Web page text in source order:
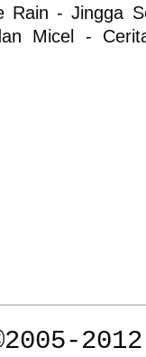
Rain - Jingga
Micel -